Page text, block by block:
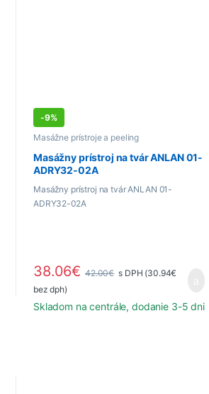
-9%
Masážne prístroje a peeling
Masážny prístroj na tvár ANLAN 01-
ADRY32-02A
Masážny prístroj na tvár ANLAN 01-
ADRY32-02A
38.06€ 42.00€ s DPH (30.94€
bez dph)
Skladom na centrále, dodanie 3-5 dni